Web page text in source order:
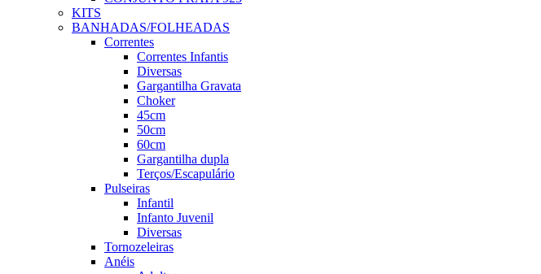
KITS
BANHADAS/FOLHEADAS
Correntes
Correntes Infantis
Diversas
Gargantilha Gravata
Choker
45cm
50cm
60cm
Gargantilha dupla
Terços/Escapulário
Pulseiras
Infantil
Infanto Juvenil
Diversas
Tornozeleiras
Anéis